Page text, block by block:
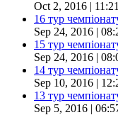
Oct 2, 2016 |
16 тур
Sep 24, 2016 |
15 тур
Sep 24, 2016 |
14 тур
Sep 10, 2016 |
13 тур
Sep 5, 2016 |